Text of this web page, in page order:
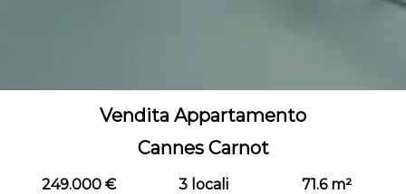
Vendita Appartamento
Cannes Carnot
249.000 € 3 locali 71.6 m²